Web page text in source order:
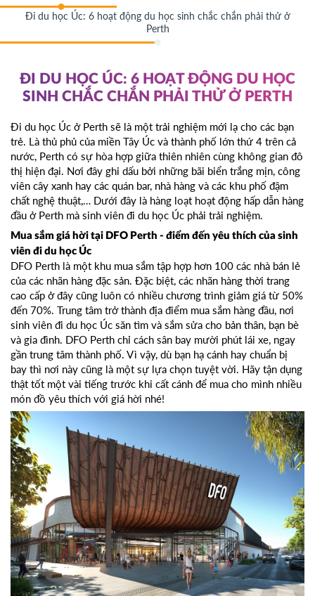
Đi du học Úc: 6 hoạt động du học sinh chắc chắn phải thử ở
Perth
ĐI DU HỌC ÚC: 6 HOẠT ĐỘNG DU HỌC
SINH CHẮC CHẮN PHẢI THỬ Ở PERTH
Đi du học Úc ở Perth sẽ là một trải nghiệm mới lạ cho các bạn
trẻ. Là thủ phủ của miền Tây Úc và thành phố lớn thứ 4 trên cả
nước, Perth có sự hòa hợp giữa thiên nhiên cùng không gian đô
thị hiện đại. Nơi đây ghi dấu bởi những bãi biển trắng mịn, công
viên cây xanh hay các quán bar, nhà hàng và các khu phố đậm
chất nghệ thuật,… Dưới đây là hàng loạt hoạt động hấp dẫn hàng
đầu ở Perth mà sinh viên đi du học Úc phải trải nghiệm.
Mua sắm giá hời tại DFO Perth - điểm đến yêu thích của sinh
viên đi du học Úc
DFO Perth là một khu mua sắm tập hợp hơn 100 các nhà bán lẻ
của các nhãn hàng đặc sản. Đặc biệt, các nhãn hàng thời trang
cao cấp ở đây cũng luôn có nhiều chương trình giảm giá từ 50%
đến 70%. Trung tâm trở thành địa điểm mua sắm hàng đầu, nơi
sinh viên đi du học Úc săn tìm và sắm sửa cho bản thân, bạn bè
và gia đình. DFO Perth chỉ cách sân bay mười phút lái xe, ngay
gần trung tâm thành phố. Vì vậy, dù bạn hạ cánh hay chuẩn bị
bay thì nơi này cũng là một sự lựa chọn tuyệt vời. Hãy tận dụng
thật tốt một vài tiếng trước khi cất cánh để mua cho mình nhiều
món đồ yêu thích với giá hời nhé!